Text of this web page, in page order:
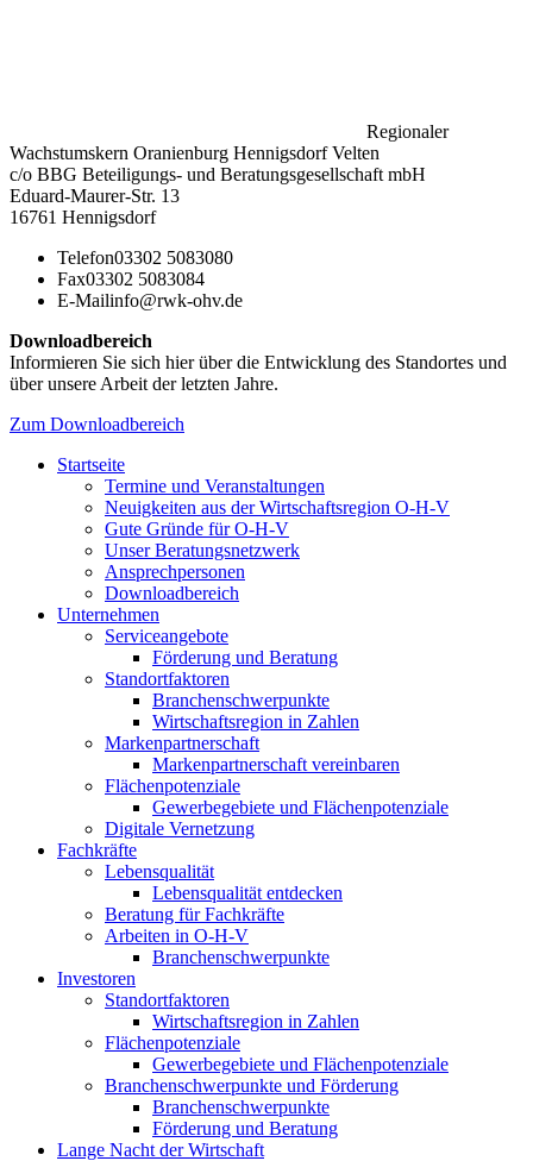
Regionaler
Wachstumskern Oranienburg Hennigsdorf Velten
c/o BBG Beteiligungs- und Beratungsgesellschaft mbH
Eduard-Maurer-Str. 13
16761 Hennigsdorf
Telefon03302 5083080
Fax03302 5083084
E-Mailinfo@rwk-ohv.de
Downloadbereich
Informieren Sie sich hier über die Entwicklung des Standortes und
über unsere Arbeit der letzten Jahre.
Zum Downloadbereich
Startseite
Termine und Veranstaltungen
Neuigkeiten aus der Wirtschaftsregion O-H-V
Gute Gründe für O-H-V
Unser Beratungsnetzwerk
Ansprechpersonen
Downloadbereich
Unternehmen
Serviceangebote
Förderung und Beratung
Standortfaktoren
Branchenschwerpunkte
Wirtschaftsregion in Zahlen
Markenpartnerschaft
Markenpartnerschaft vereinbaren
Flächenpotenziale
Gewerbegebiete und Flächenpotenziale
Digitale Vernetzung
Fachkräfte
Lebensqualität
Lebensqualität entdecken
Beratung für Fachkräfte
Arbeiten in O-H-V
Branchenschwerpunkte
Investoren
Standortfaktoren
Wirtschaftsregion in Zahlen
Flächenpotenziale
Gewerbegebiete und Flächenpotenziale
Branchenschwerpunkte und Förderung
Branchenschwerpunkte
Förderung und Beratung
Lange Nacht der Wirtschaft